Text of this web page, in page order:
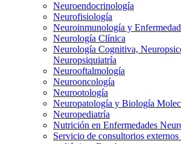
Neuroendocrinología
Neurofisiología
Neuroinmunología y
Neurología Clínica
Neurología Cognitiva,
Neuropsiquiatría
Neurooftalmología
Neurooncología
Neurootología
Neuropatología y Biología
Neuropediatría
Nutrición en Enfermedades
Servicio de consultorios externos